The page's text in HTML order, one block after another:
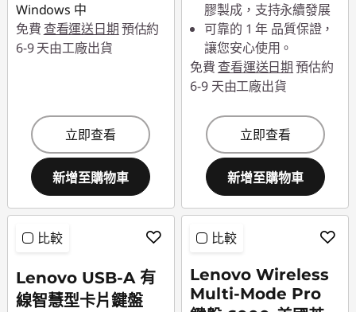
Windows 中
免費 查看運送日期預估約
6-9 天由工廠出貨
立即查看
新增至購物車
膠製成，支持永續發展
可靠的 1 年 品質保證，
讓您安心使用。
免費 查看運送日期預估約
6-9 天由工廠出貨
立即查看
新增至購物車
比較
Lenovo USB-A 有
線智慧型卡片鍵盤
比較
Lenovo Wireless
Multi-Mode Pro